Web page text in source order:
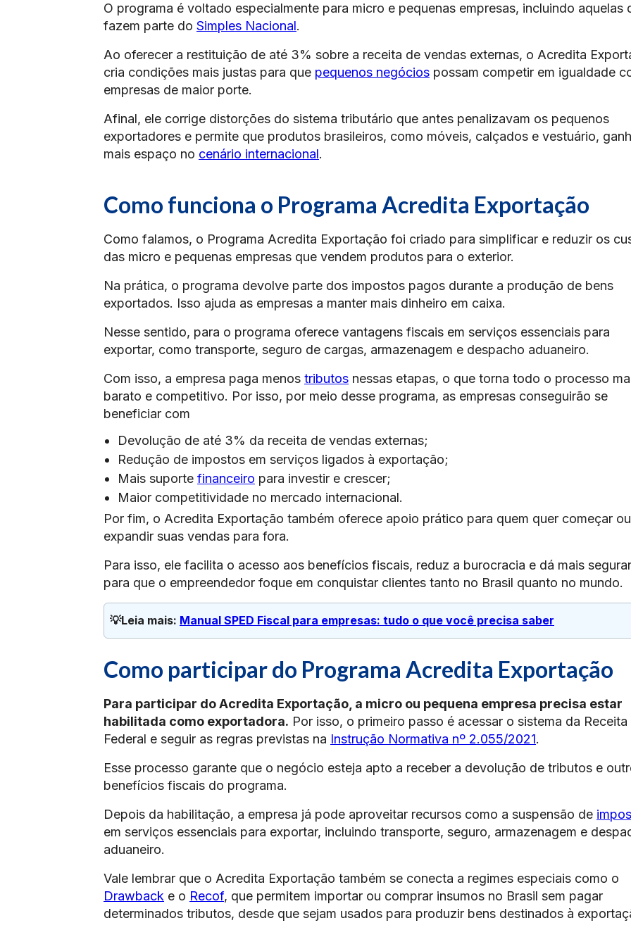
O programa é voltado especialmente para micro e pequenas empresas, incluindo aquelas
fazem parte do Simples Nacional.
Ao oferecer a restituição de até 3% sobre a receita de vendas externas, o Acredita
cria condições mais justas para que pequenos negócios possam competir em igualdade
empresas de maior porte.
Afinal, ele corrige distorções do sistema tributário que antes penalizavam os pequenos
exportadores e permite que produtos brasileiros, como móveis, calçados e vestuário,
mais espaço no cenário internacional.
Como funciona o Programa Acredita Exportação
Como falamos, o Programa Acredita Exportação foi criado para simplificar e reduzir os
das micro e pequenas empresas que vendem produtos para o exterior.
Na prática, o programa devolve parte dos impostos pagos durante a produção de bens
exportados. Isso ajuda as empresas a manter mais dinheiro em caixa.
Nesse sentido, para o programa oferece vantagens fiscais em serviços essenciais para
exportar, como transporte, seguro de cargas, armazenagem e despacho aduaneiro.
Com isso, a empresa paga menos tributos nessas etapas, o que torna todo o processo
barato e competitivo. Por isso, por meio desse programa, as empresas conseguirão se
beneficiar com
Devolução de até 3% da receita de vendas externas;
Redução de impostos em serviços ligados à exportação;
Mais suporte financeiro para investir e crescer;
Maior competitividade no mercado internacional.
Por fim, o Acredita Exportação também oferece apoio prático para quem quer começar ou
expandir suas vendas para fora.
Para isso, ele facilita o acesso aos benefícios fiscais, reduz a burocracia e dá mais
para que o empreendedor foque em conquistar clientes tanto no Brasil quanto no mundo.
💡Leia mais: Manual SPED Fiscal para empresas: tudo o que você precisa saber
Como participar do Programa Acredita Exportação
Para participar do Acredita Exportação, a micro ou pequena empresa precisa estar
habilitada como exportadora. Por isso, o primeiro passo é acessar o sistema da Receita
Federal e seguir as regras previstas na Instrução Normativa nº 2.055/2021.
Esse processo garante que o negócio esteja apto a receber a devolução de tributos e
benefícios fiscais do programa.
Depois da habilitação, a empresa já pode aproveitar recursos como a suspensão de
em serviços essenciais para exportar, incluindo transporte, seguro, armazenagem e
aduaneiro.
Vale lembrar que o Acredita Exportação também se conecta a regimes especiais como o
Drawback e o Recof, que permitem importar ou comprar insumos no Brasil sem pagar
determinados tributos, desde que sejam usados para produzir bens destinados à